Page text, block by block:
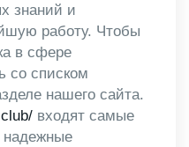
знаний и
работу. Чтобы
в сфере
со списком
нашего сайта.
входят самые